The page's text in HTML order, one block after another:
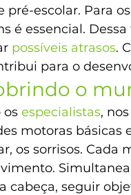
pré-escolar. Para
é essencial.
possíveis atrasos.
para o
o
os especialistas, nos
motoras básicas
os sorrisos. Cada
cabeça, seguir